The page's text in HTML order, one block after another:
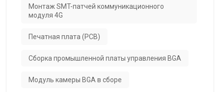
Монтаж SMT-патчей коммуникационного
модуля 4G
Печатная плата (PCB)
Сборка промышленной платы управления BGA
Модуль камеры BGA в сборе